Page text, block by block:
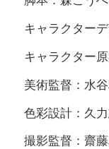
キャラクター
キャラクター
美術監督：水
色彩設計：久
撮影監督：齋